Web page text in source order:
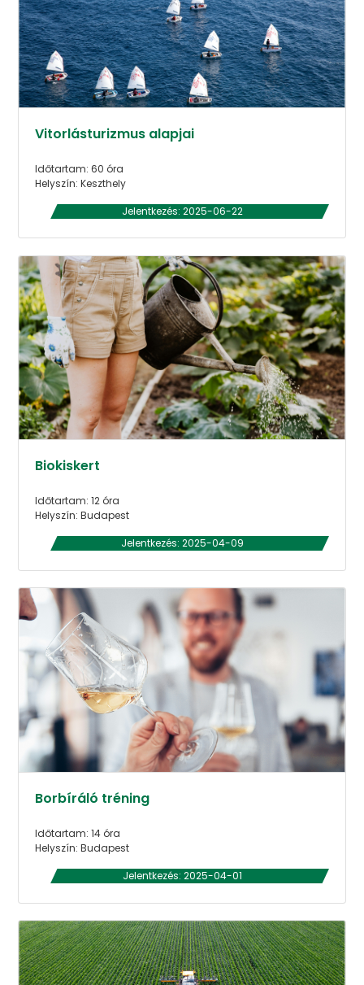
Vitorlásturizmus alapjai
Időtartam: 60 óra
Helyszín: Keszthely
Jelentkezés: 2025-06-22
Biokiskert
Időtartam: 12 óra
Helyszín: Budapest
Jelentkezés: 2025-04-09
Borbíráló tréning
Időtartam: 14 óra
Helyszín: Budapest
Jelentkezés: 2025-04-01